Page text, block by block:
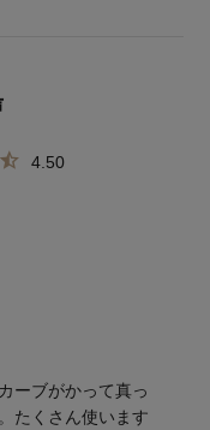
4.50
ーブがかって真っ
たくさん使います